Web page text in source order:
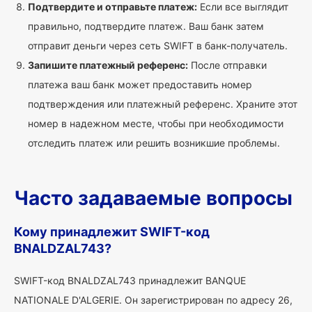
Подтвердите и отправьте платеж: Если все выглядит
правильно, подтвердите платеж. Ваш банк затем
отправит деньги через сеть SWIFT в банк-получатель.
Запишите платежный референс: После отправки
платежа ваш банк может предоставить номер
подтверждения или платежный референс. Храните этот
номер в надежном месте, чтобы при необходимости
отследить платеж или решить возникшие проблемы.
Часто задаваемые вопросы
Кому принадлежит SWIFT-код
BNALDZAL743?
SWIFT-код BNALDZAL743 принадлежит BANQUE
NATIONALE D'ALGERIE. Он зарегистрирован по адресу 26,